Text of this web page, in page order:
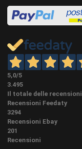
FINITURE
DIVERSE
minimo
queste
al corriere.
PEZZI
SPECIALI
CAMPIONI
Possibile
costi e
5,0/5
3.495
Il totale delle
Recensioni Feedaty
3294
Recensioni Ebay
201
Recensioni